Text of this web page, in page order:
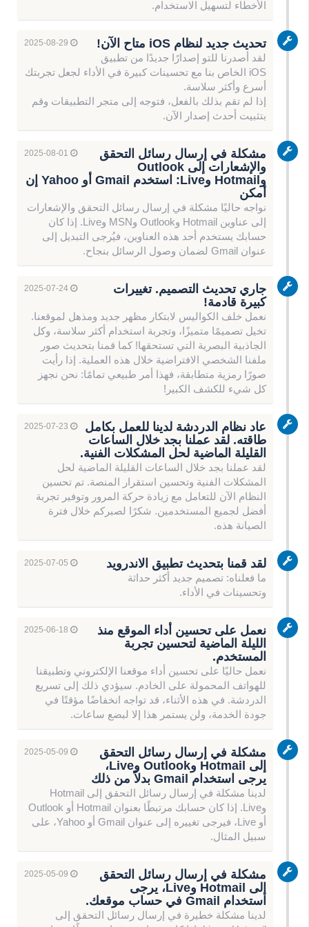
الأخطاء لتسهيل الاستخدام.
تحديث جديد لنظام iOS متاح الآن!
لقد أصدرنا للتو إصدارًا جديدًا من تطبيق
iOS الخاص بنا مع تحسينات كبيرة في الأداء لجعل تجربتك
أسرع وأكثر سلاسة.
إذا لم تقم بذلك بالفعل، فتوجه إلى متجر التطبيقات وقم
بتثبيت أحدث إصدار الآن.
مشكلة في إرسال رسائل التحقق
والإشعارات إلى Outlook
وHotmail وLive: استخدم Gmail أو Yahoo إن
أمكن
نواجه حاليًا مشكلة في إرسال رسائل التحقق والإشعارات
إلى عناوين Hotmail وOutlook وMSN وLive. إذا كان
حسابك يستخدم أحد هذه العناوين، فيُرجى التبديل إلى
عنوان Gmail لضمان وصول الرسائل بنجاح.
جاري تحديث التصميم. تغييرات
كبيرة قادمة!
نعمل خلف الكواليس لابتكار مظهر جديد ومذهل لموقعنا.
تخيل تصميمًا متميزًا، وتجربة استخدام أكثر سلاسة، وكل
الجاذبية البصرية التي تستحقها! كما قمنا بتحديث صور
ملفنا الشخصي الافتراضية خلال هذه العملية. إذا رأيت
صورًا رمزية متطابقة، فهذا أمر طبيعي تمامًا: نحن نجهز
كل شيء للكشف الكبير!
عاد نظام الدردشة لدينا للعمل بكامل
طاقته. لقد عملنا بجد خلال الساعات
القليلة الماضية لحل المشكلات الفنية.
لقد عملنا بجد خلال الساعات القليلة الماضية لحل
المشكلات الفنية وتحسين استقرار المنصة. تم تحسين
النظام الآن للتعامل مع زيادة حركة المرور وتوفير تجربة
أفضل لجميع المستخدمين. شكرًا لصبركم خلال فترة
الصيانة هذه.
لقد قمنا بتحديث تطبيق الاندرويد
ما فعلناه: تصميم جديد أكثر حداثة
وتحسينات في الأداء.
نعمل على تحسين أداء الموقع منذ
الليلة الماضية لتحسين تجربة
المستخدم.
نعمل حاليًا على تحسين أداء موقعنا الإلكتروني وتطبيقنا
للهواتف المحمولة على الخادم. سيؤدي ذلك إلى تسريع
الدردشة. في هذه الأثناء، قد تواجه انخفاضًا مؤقتًا في
جودة الخدمة، ولن يستمر هذا إلا لبضع ساعات.
مشكلة في إرسال رسائل التحقق
إلى Hotmail وOutlook وLive،
يرجى استخدام Gmail بدلاً من ذلك
لدينا مشكلة في إرسال رسائل التحقق إلى Hotmail
وLive. إذا كان حسابك مرتبطًا بعنوان Hotmail أو Outlook
أو Live، فيرجى تغييره إلى عنوان Gmail أو Yahoo، على
سبيل المثال.
مشكلة في إرسال رسائل التحقق
إلى Hotmail وLive، يرجى
استخدام Gmail في حساب موقعك.
لدينا مشكلة خطيرة في إرسال رسائل التحقق إلى